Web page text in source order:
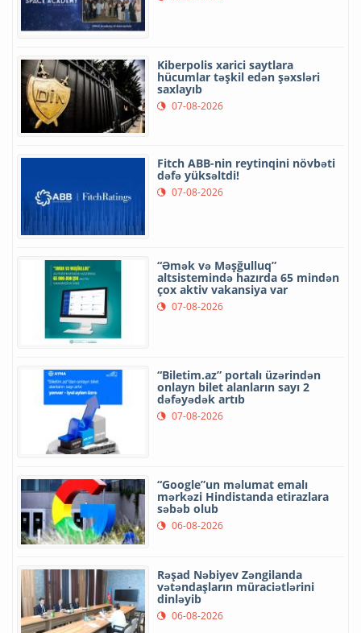
Kiberpolis xarici saytlara
hücumlar təşkil edən şəxsləri
saxlayıb
07-08-2026
Fitch ABB-nin reytinqini növbəti
dəfə yüksəltdi!
07-08-2026
“Əmək və Məşğulluq”
altsistemində hazırda 65 mindən
çox aktiv vakansiya var
07-08-2026
“Biletim.az” portalı üzərindən
onlayn bilet alanların sayı 2
dəfəyədək artıb
07-08-2026
“Google”un məlumat emalı
mərkəzi Hindistanda etirazlara
səbəb olub
06-08-2026
Rəşad Nəbiyev Zəngilanda
vətəndaşların müraciətlərini
dinləyib
06-08-2026